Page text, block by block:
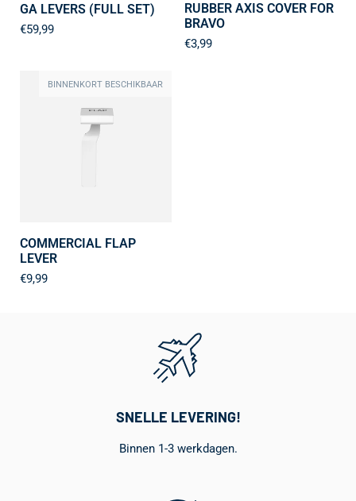
GA LEVERS (FULL SET)
€59,99
RUBBER AXIS COVER FOR
BRAVO
€3,99
COMMERCIAL FLAP
LEVER
€9,99
BINNENKORT BESCHIKBAAR
SNELLE LEVERING!
Binnen 1-3 werkdagen.